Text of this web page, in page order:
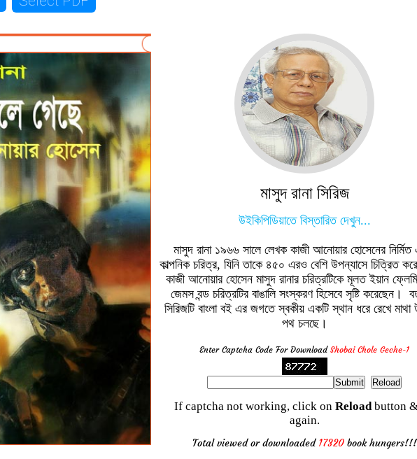
মাসুদ রানা সিরিজ
উইকিপিডিয়াতে বিস্তারিত দেখুন...
মাসুদ রানা ১৯৬৬ সালে লেখক কাজী আনোয়ার হোসেনের নির্মিত
কাল্পনিক চরিত্র, যিনি তাকে ৪৫০ এরও বেশি উপন্যাসে চিত্রিত
কাজী আনোয়ার হোসেন মাসুদ রানার চরিত্রটিকে মূলত ইয়ান
জেমস বন্ড চরিত্রটির বাঙালি সংস্করণ হিসেবে সৃষ্টি করেছেন।
সিরিজটি বাংলা বই এর জগতে স্বকীয় একটি স্থান ধরে রেখে মাথা
পথ চলছে।
Enter Captcha Code For Download Shobai Chole Geche-1
If captcha not working, click on Reloadbutton
again.
Total viewed or downloaded 17320book hungers!!!